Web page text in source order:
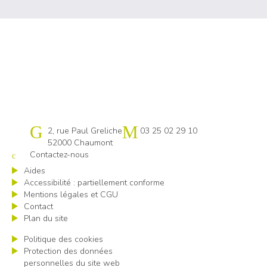
Cap emploi 52
2, rue Paul Greliche
52000 Chaumont
03 25 02 29 10
Contactez-nous
Aides
Accessibilité : partiellement conforme
Mentions légales et CGU
Contact
Plan du site
Politique des cookies
Protection des données
personnelles du site web